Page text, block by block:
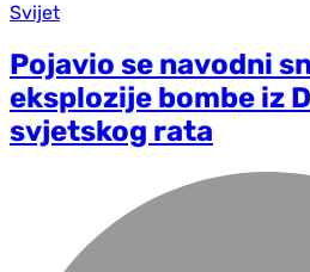
Svijet
Pojavio se navodni
eksplozije bombe iz
svjetskog rata